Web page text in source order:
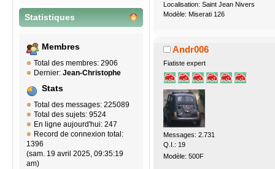
Statistiques
Membres
Total des membres: 2906
Dernier: Jean-Christophe
Stats
Total des messages: 225089
Total des sujets: 9524
En ligne aujourd'hui: 247
Record de connexion total:
1396
(sam. 19 avril 2025, 09:35:19
am)
Localisation: Saint Jean Nivers
Modèle: Miserati 126
Andr006
Fiatiste expert
Messages: 2.731
Q.I.: 19
Modèle: 500F